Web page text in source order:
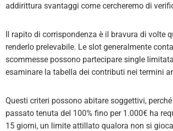
addirittura svantaggi come cercheremo di
Il rapito di corrispondenza è il bravura di volte
renderlo prelevabile. Le slot generalmente
scommesse possono partecipare single
esaminare la tabella dei contributi nei termini
Questi criteri possono abitare soggettivi,
passato tenuta del 100% fino per 1.000€ ha
15 giorni, un limite attillato qualora non si